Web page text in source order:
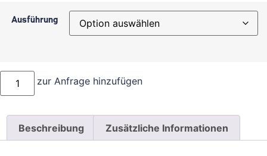
Ausführung
zur Anfrage hinzufügen
Beschreibung Zusätzliche Informationen